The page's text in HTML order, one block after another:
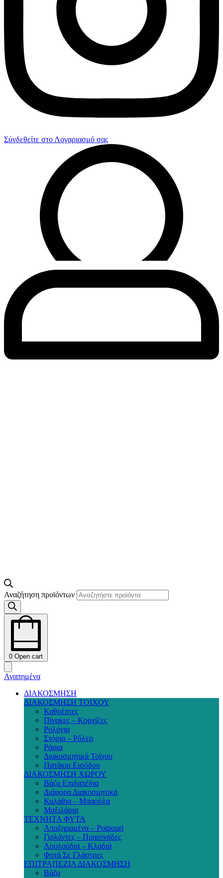
Σύνδεθείτε στο Λογαριασμό σας
Αναζήτηση προϊόντων
0 Open cart
Αγαπημένα
ΔΙΑΚΟΣΜΗΣΗ
ΔΙΑΚΟΣΜΗΣΗ ΤΟΙΧΟΥ
Καθρέπτες
Πίνακες – Κορνίζες
Ρολόγια
Στόρια – Ρόλερ
Ράφια
Διακοσμητικά Τοίχου
Πατάκια Εισόδου
ΔΙΑΚΟΣΜΗΣΗ ΧΩΡΟΥ
Βάζα Επιδαπέδια
Διάφορα Διακοσμητικά
Καλάθια – Μπαούλα
Μαξιλάρια
ΤΕΧΝΗΤΑ ΦΥΤΑ
Αποξηραμένα – Potpouri
Γιρλάντες – Πρασινάδες
Λουλούδια – Κλαδιά
Φυτά Σε Γλάστρες
ΕΠΙΤΡΑΠΕΖΙΑ ΔΙΑΚΟΣΜΗΣΗ
Βάζα